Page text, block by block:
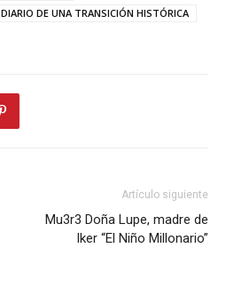
DIARIO DE UNA TRANSICIÓN HISTÓRICA
Artículo siguiente
Mu3r3 Doña Lupe, madre de
Iker “El Niño Millonario”